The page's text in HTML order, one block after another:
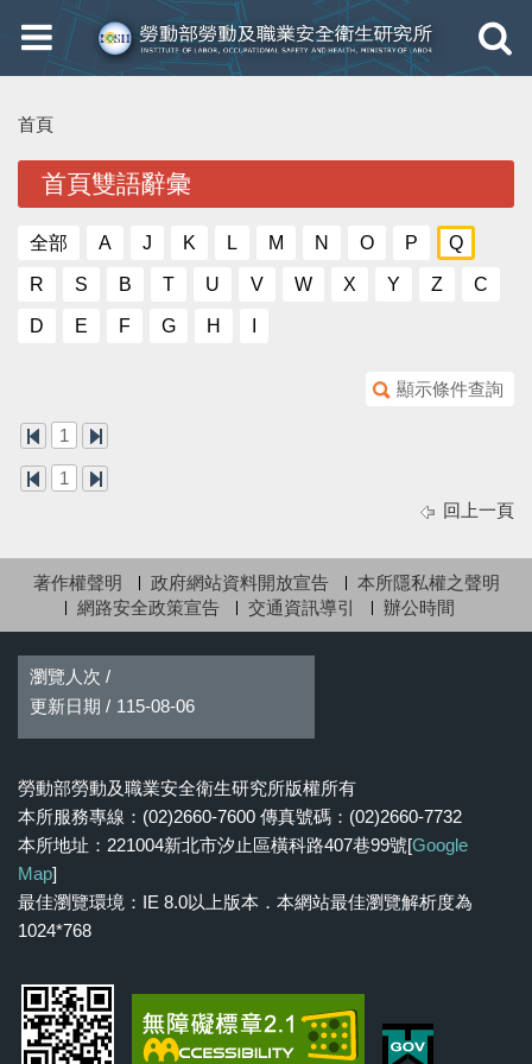
Toggle
navigation
Toggle
首頁
首頁雙語辭彙
全部 A J K L M N O P Q
R S B T U V W X Y Z C
D E F G H
顯示條件查詢
1
1
回上一頁
著作權聲明 政府網站資料開放宣告
本所隱私權之聲明
網路安全政策宣告
交通資訊導引 辦公時間
瀏覽人次 /
更新日期 / 115-08-06
勞動部勞動及職業安全衛生研究所版權所有
本所服務專線：(02)2660-7600 傳真號碼：(02)2660-7732
本所地址：221004新北市汐止區橫科路407巷99號[Google
Map]
最佳瀏覽環境：IE 8.0以上版本．本網站最佳瀏覽解析度為
1024*768